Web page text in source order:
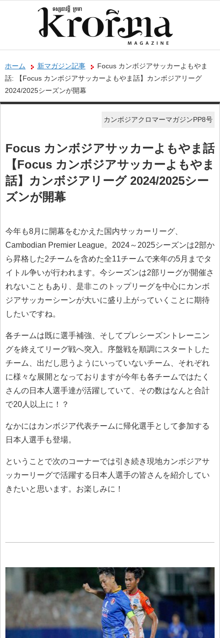
ホーム 新マガジン記事
Focus カンボジアサッカーよもやま
話: 【Focus カンボジアサッカーよもやま話】カンボジアリーグ
2024/2025シーズンが開幕
カンボジアクロマーマガジンPP8号
Focus カンボジアサッカーよもやま話
【Focus カンボジアサッカーよもやま
話】カンボジアリーグ 2024/2025シー
ズンが開幕
今年も8月に開幕をむかえた国内サッカーリーグ、
Cambodian Premier League。2024～2025シーズンは2部か
ら昇格した2チームを含めた全11チームで来年の5月までタ
イトル争いが行われます。今シーズンは2部リーグが開催さ
れないこともあり、是非このトップリーグを中心にカンボ
ジアサッカーシーンが大いに盛り上がっていくことに期待
したいですね。
各チームは既に選手補強、そしてプレシーズントレーニン
グを終えてリーグ戦へ突入。序盤戦を順調にスタートした
チーム、出だし思うようにいっていないチーム、それぞれ
に様々な展開となっておりますが今年も各チームではたく
さんの日本人選手達が活躍していて、その数はなんと合計
で20人以上に！？
なかにはカンボジア代表チームに帰化選手として参加する
日本人選手も登場。
ということで次のコーナーでは引き続き現地カンボジアサ
ッカーリーグで活躍する日本人選手の皆さんを紹介してい
きたいと思います。お楽しみに！